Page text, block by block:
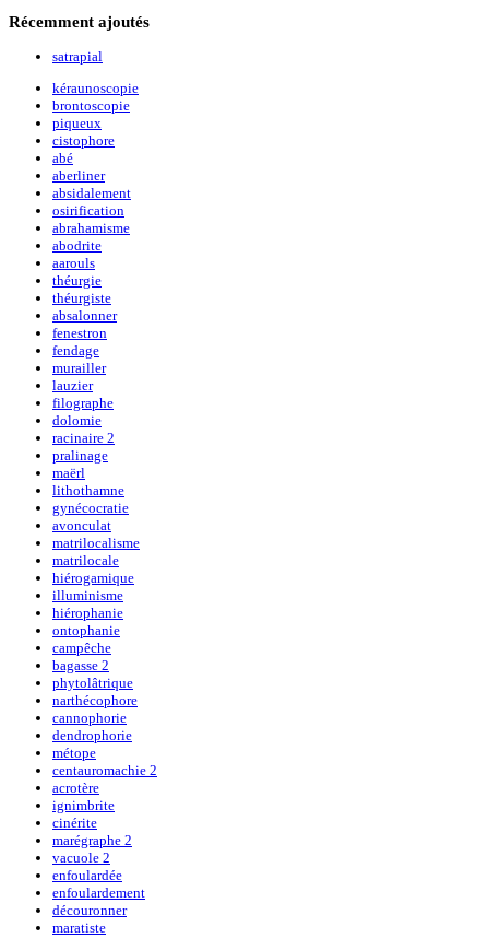
Récemment ajoutés
satrapial
kéraunoscopie
brontoscopie
piqueux
cistophore
abé
aberliner
absidalement
osirification
abrahamisme
abodrite
aarouls
théurgie
théurgiste
absalonner
fenestron
fendage
murailler
lauzier
filographe
dolomie
racinaire 2
pralinage
maërl
lithothamne
gynécocratie
avonculat
matrilocalisme
matrilocale
hiérogamique
illuminisme
hiérophanie
ontophanie
campêche
bagasse 2
phytolâtrique
narthécophore
cannophorie
dendrophorie
métope
centauromachie 2
acrotère
ignimbrite
cinérite
marégraphe 2
vacuole 2
enfoulardée
enfoulardement
découronner
maratiste